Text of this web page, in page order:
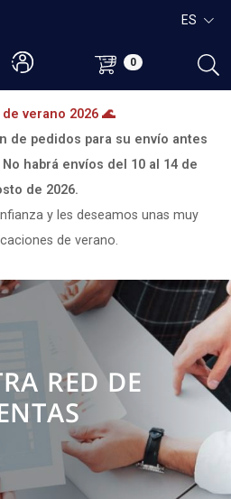
0
ES
verano 2026 🌊
de pedidos para su envío antes
No habrá envíos del 10 al 14 de
de 2026.
y les deseamos unas muy
de verano.
RED DE